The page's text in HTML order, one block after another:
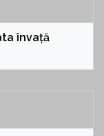
învață